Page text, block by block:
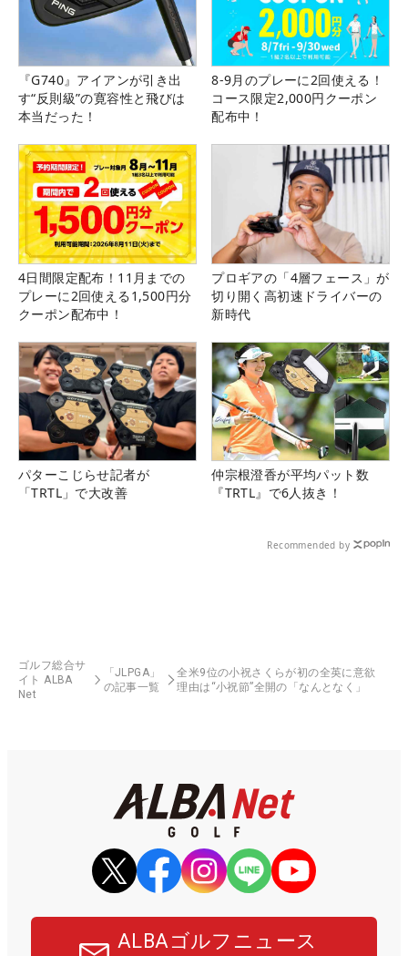
『G740』アイアンが引き出
す“反則級”の寛容性と飛びは
本当だった！
8-9月のプレーに2回使える！
コース限定2,000円クーポン
配布中！
4日間限定配布！11月までの
プレーに2回使える1,500円分
クーポン配布中！
プロギアの「4層フェース」が
切り開く高初速ドライバーの
新時代
パターこじらせ記者が
「TRTL」で大改善
仲宗根澄香が平均パット数
『TRTL』で6人抜き！
Recommended by
ゴルフ総合サ
イト ALBA
Net
「JLPGA」
の記事一覧
全米9位の小祝さくらが初の全英に意欲
理由は“小祝節”全開の「なんとなく」
ALBAゴルフニュース